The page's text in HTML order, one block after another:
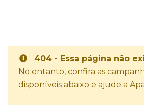
404 - Essa página não
No entanto, confira as
disponíveis abaixo e ajude a